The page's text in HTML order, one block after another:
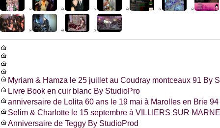
Myriam & Hamza le 25 juillet au Coudray montceaux 91 By
Livre Book en cuir blanc By StudioPro
anniversaire de Lolita 60 ans le 19 mai à Marolles en Brie 94
Selim & Charlotte le 15 septembre à VILLIERS SUR
Anniversaire de Teggy By StudioProd